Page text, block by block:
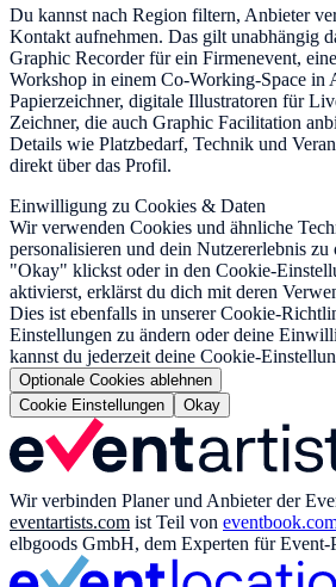
Du kannst nach Region filtern, Anbieter
Kontakt aufnehmen. Das gilt unabhängig
Graphic Recorder für ein Firmenevent,
Workshop in einem Co-Working-Space in
Papierzeichner, digitale Illustratoren für
Zeichner, die auch Graphic Facilitation
Details wie Platzbedarf, Technik und
direkt über das Profil.
Einwilligung zu Cookies & Daten
Wir verwenden Cookies und ähnliche
personalisieren und dein Nutzererlebnis
"Okay" klickst oder in den Cookie-
aktivierst, erklärst du dich mit deren
Dies ist ebenfalls in unserer Cookie-
Einstellungen zu ändern oder deine
kannst du jederzeit deine Cookie-
Optionale Cookies ablehnen
Cookie Einstellungen
Okay
Wir verbinden Planer und Anbieter der
eventartists.com ist Teil von
elbgoods GmbH, dem Experten für Event-